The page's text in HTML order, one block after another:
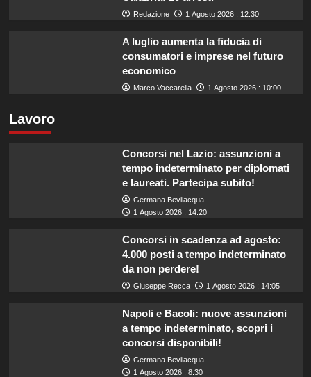
Redazione 1 Agosto 2026 : 12:30
A luglio aumenta la fiducia di
consumatori e imprese nel futuro
economico
Marco Vaccarella 1 Agosto 2026 : 10:00
Lavoro
Concorsi nel Lazio: assunzioni a
tempo indeterminato per diplomati
e laureati. Partecipa subito!
Germana Bevilacqua
1 Agosto 2026 : 14:20
Concorsi in scadenza ad agosto:
4.000 posti a tempo indeterminato
da non perdere!
Giuseppe Recca 1 Agosto 2026 : 14:05
Napoli e Bacoli: nuove assunzioni
a tempo indeterminato, scopri i
concorsi disponibili!
Germana Bevilacqua
1 Agosto 2026 : 8:30